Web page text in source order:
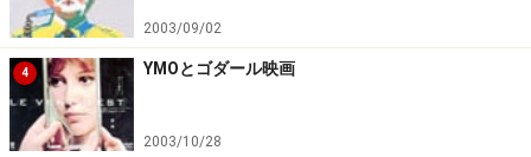
2003/09/02
4 YMOとゴダール映画
2003/10/28